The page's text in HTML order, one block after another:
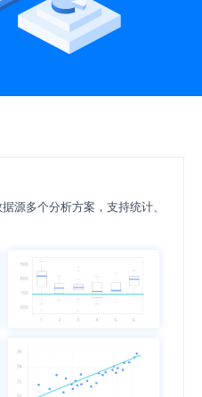
源多个分析方案，支持统计、